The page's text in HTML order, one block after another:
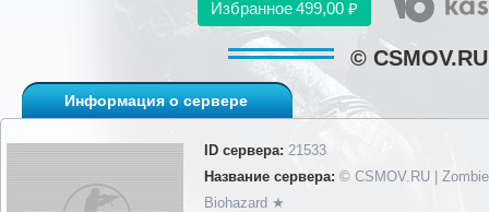
Избранное499,00 ₽
©
Информация о сервере
ID сервера: 21533
Название сервера: © CSMOV.RU | Zombie
Biohazard ★